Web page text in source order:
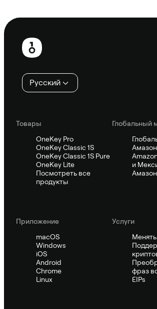
Нижний
колонтитул
Русский
Товары
OneKey Pro
OneKey Classic 1S
OneKey Classic 1S Pure
OneKey Lite
Посмотреть все
продукты
Глобальный
и
Приложение
macOS
Windows
iOS
Android
Chrome
Linux
Услуги
Менять
фраз
EIPs